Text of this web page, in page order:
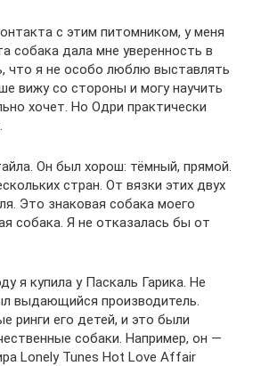
с этим питомником, у меня
собака дала мне уверенность в
что я не особо люблю выставлять
вижу со стороны и могу научить
хочет. Но Одри практически
Он был хорош: тёмный, прямой.
стран. От вязки этих двух
Это знаковая собака моего
собака. Я не отказалась бы от
я купила у Паскаль Гарика. Не
выдающийся производитель.
ринги его детей, и это были
собаки. Например, он —
Lonely Tunes Hot Love Affair